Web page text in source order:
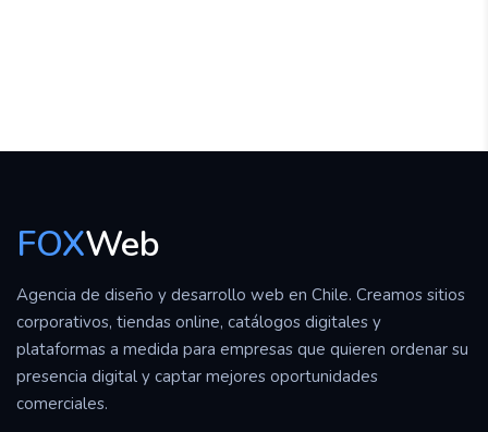
FOXWeb
Agencia de diseño y desarrollo web en Chile. Creamos sitios
corporativos, tiendas online, catálogos digitales y
plataformas a medida para empresas que quieren ordenar su
presencia digital y captar mejores oportunidades
comerciales.